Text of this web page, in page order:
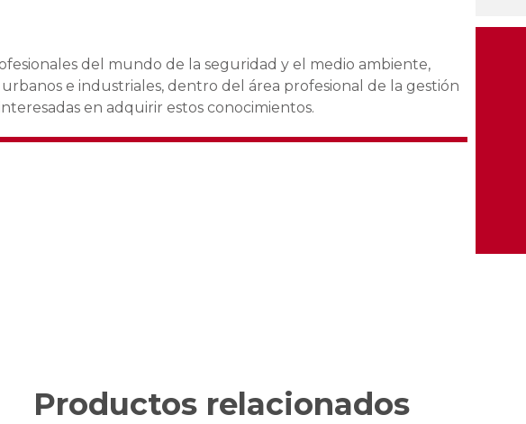
del mundo de la seguridad y el medio ambiente,
e industriales, dentro del área profesional de la gestión
en adquirir estos conocimientos.
Productos relacionados